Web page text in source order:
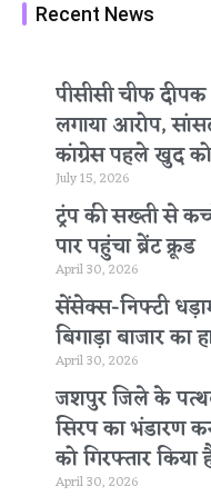
Recent News
पीसीसी चीफ
लगाया आरोप,
कांग्रेस पहले खुद
July 15, 2026
ट्रंप की सख्ती से
पार पहुंचा ब्रेंट क्रूड
April 30, 2026
सेंसेक्स-निफ्टी
बिगाड़ा बाजार का
April 30, 2026
जशपुर जिले के
सिरप का भंडारण
को गिरफ्तार किया
April 30, 2026